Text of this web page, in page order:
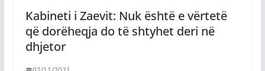
Kabineti i Zaevit: Nuk është e vërtetë
që dorëheqja do të shtyhet deri në
dhjetor